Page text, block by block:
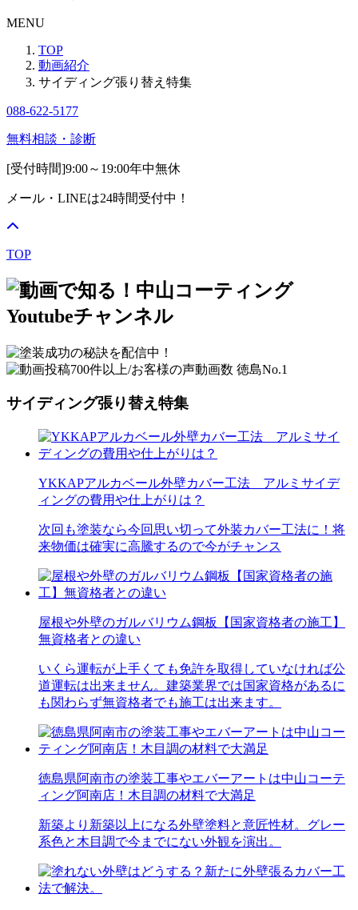
MENU
TOP
動画紹介
サイディング張り替え特集
088-622-5177
無料相談・診断
[受付時間]9:00～19:00年中無休
メール・LINEは24時間受付中！
TOP
サイディング張り替え特集
YKKAPアルカベール外壁カバー工法 アルミサイデ
ィングの費用や仕上がりは？
次回も塗装なら今回思い切って外装カバー工法に！将
来物価は確実に高騰するので今がチャンス
屋根や外壁のガルバリウム鋼板【国家資格者の施工】
無資格者との違い
いくら運転が上手くても免許を取得していなければ公
道運転は出来ません。建築業界では国家資格があるに
も関わらず無資格者でも施工は出来ます。
徳島県阿南市の塗装工事やエバーアートは中山コーテ
ィング阿南店！木目調の材料で大満足
新築より新築以上になる外壁塗料と意匠性材。グレー
系色と木目調で今までにない外観を演出。